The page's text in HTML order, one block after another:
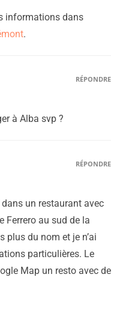
informations dans
.
à Alba svp ?
RÉPONDRE
un restaurant avec
Ferrero au sud de la
plus du nom et je n’ai
particulières. Le
Map un resto avec de
RÉPONDRE